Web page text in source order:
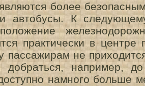
более
автобусы. К
практически в
пассажирам не
добраться, например,
намного больше